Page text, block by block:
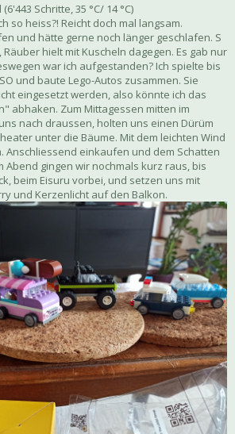
Schritte, 35 °C/ 14 °C)
so heiss?! Reicht doch mal langsam.
und hätte gerne noch länger geschlafen. S
hielt mit Kuscheln dagegen. Es gab nur
war ich aufgestanden? Ich spielte bis
und baute Lego-Autos zusammen. Sie
eingesetzt werden, also könnte ich das
abhaken. Zum Mittagessen mitten im
nach draussen, holten uns einen Dürüm
unter die Bäume. Mit dem leichten Wind
Anschliessend einkaufen und dem Schatten
Abend gingen wir nochmals kurz raus, bis
beim Eisuru vorbei, und setzen uns mit
und Kerzenlicht auf den Balkon.